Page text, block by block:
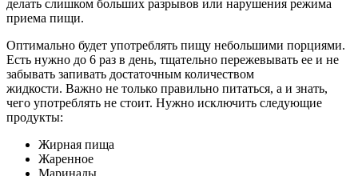
делать слишком больших разрывов или нарушения режима
приема пищи.
Оптимально будет употреблять пищу небольшими порциями.
Есть нужно до 6 раз в день, тщательно пережевывать ее и не
забывать запивать достаточным количеством
жидкости. Важно не только правильно питаться, а и знать,
чего употреблять не стоит. Нужно исключить следующие
продукты:
Жирная пища
Жаренное
Маринады